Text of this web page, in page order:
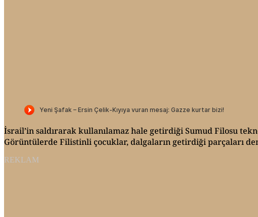
İsrail’in saldırarak kullanılamaz hale getirdiği Sumud Filosu
Görüntülerde Filistinli çocuklar, dalgaların getirdiği parçaları
REKLAM